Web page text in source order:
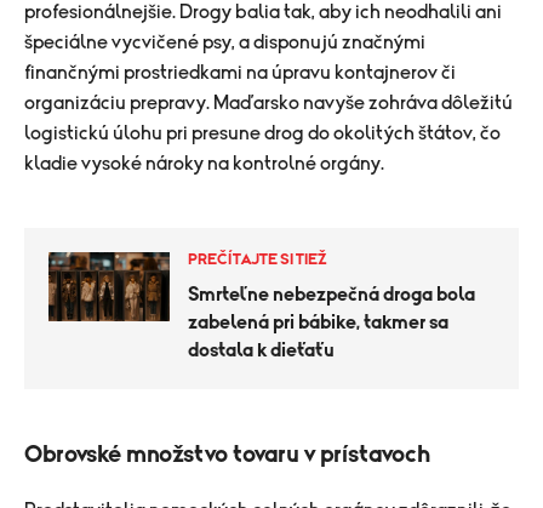
profesionálnejšie. Drogy balia tak, aby ich neodhalili ani
špeciálne vycvičené psy, a disponujú značnými
finančnými prostriedkami na úpravu kontajnerov či
organizáciu prepravy. Maďarsko navyše zohráva dôležitú
logistickú úlohu pri presune drog do okolitých štátov, čo
kladie vysoké nároky na kontrolné orgány.
PREČÍTAJTE SI TIEŽ
Smrteľne nebezpečná droga bola
zabelená pri bábike, takmer sa
dostala k dieťaťu
Obrovské množstvo tovaru v prístavoch